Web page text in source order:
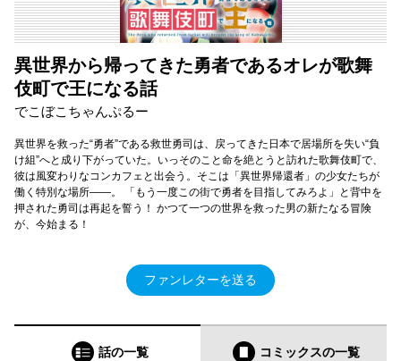
異世界から帰ってきた勇者であるオレが歌舞
伎町で王になる話
でこぼこちゃんぷるー
異世界を救った“勇者”である救世勇司は、戻ってきた日本で居場所を失い“負
け組”へと成り下がっていた。いっそのこと命を絶とうと訪れた歌舞伎町で、
彼は風変わりなコンカフェと出会う。そこは「異世界帰還者」の少女たちが
働く特別な場所――。 「もう一度この街で勇者を目指してみろよ」と背中を
押された勇司は再起を誓う！ かつて一つの世界を救った男の新たなる冒険
が、今始まる！
ファンレターを送る
話の一覧 コミックスの一覧